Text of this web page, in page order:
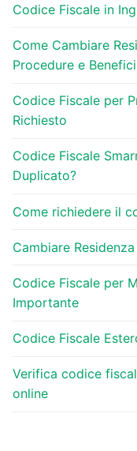
Codice Fiscale in
Come Cambiare
Procedure e Benefici
Codice Fiscale per
Richiesto
Codice Fiscale
Duplicato?
Come richiedere il
Cambiare
Codice Fiscale per
Importante
Codice Fiscale
Verifica codice
online